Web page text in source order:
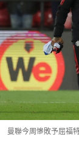
曼聯今周慘敗予屈福